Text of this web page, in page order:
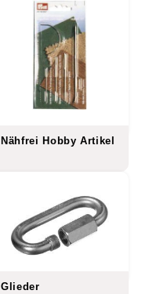
Nähfrei Hobby Artikel
Glieder